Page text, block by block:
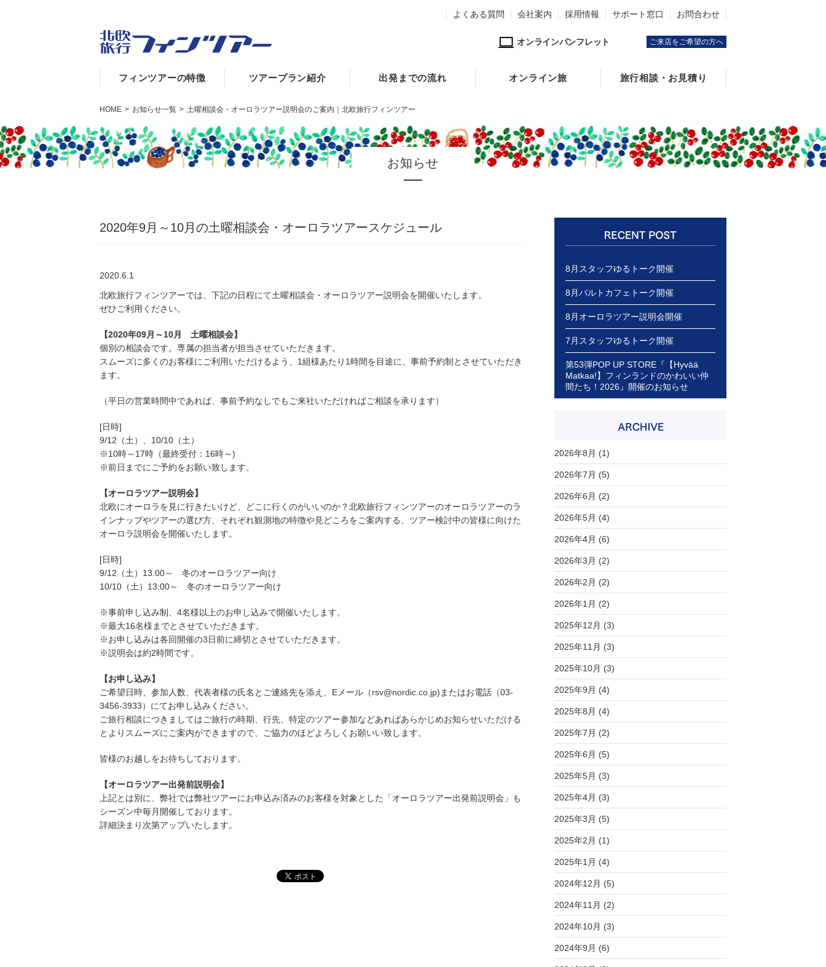
よくある質問 会社案内 採用情報 サポート窓口 お問合わせ
オンラインパンフレット ご来店をご希望の方へ
フィンツアーの特徴 ツアープラン紹介 出発までの流れ オンライン旅 旅行相談・お見積り
HOME > お知らせ一覧 > 土曜相談会・オーロラツアー説明会のご案内｜北欧旅行フィンツアー
お知らせ
2020年9月～10月の土曜相談会・オーロラツアースケジュール
2020.6.1
北欧旅行フィンツアーでは、下記の日程にて土曜相談会・オーロラツアー説明会を開催いたします。
ぜひご利用ください。
【2020年09月～10月 土曜相談会】
個別の相談会です。専属の担当者が担当させていただきます。
スムーズに多くのお客様にご利用いただけるよう、1組様あたり1時間を目途に、事前予約制とさせていただき
ます。
（平日の営業時間中であれば、事前予約なしでもご来社いただければご相談を承ります）
[日時]
9/12（土）、10/10（土）
※10時～17時（最終受付：16時～)
※前日までにご予約をお願い致します。
【オーロラツアー説明会】
北欧にオーロラを見に行きたいけど、どこに行くのがいいのか？北欧旅行フィンツアーのオーロラツアーのラ
インナップやツアーの選び方、それぞれ観測地の特徴や見どころをご案内する、ツアー検討中の皆様に向けた
オーロラ説明会を開催いたします。
[日時]
9/12（土）13:00～ 冬のオーロラツアー向け
10/10（土）13:00～ 冬のオーロラツアー向け
※事前申し込み制、4名様以上のお申し込みで開催いたします。
※最大16名様までとさせていただきます。
※お申し込みは各回開催の3日前に締切とさせていただきます。
※説明会は約2時間です。
【お申し込み】
ご希望日時、参加人数、代表者様の氏名とご連絡先を添え、Eメール（rsv@nordic.co.jp)またはお電話（03-
3456-3933）にてお申し込みください。
ご旅行相談につきましてはご旅行の時期、行先、特定のツアー参加などあればあらかじめお知らせいただける
とよりスムーズにご案内ができますので、ご協力のほどよろしくお願いい致します。
皆様のお越しをお待ちしております。
【オーロラツアー出発前説明会】
上記とは別に、弊社では弊社ツアーにお申込み済みのお客様を対象とした「オーロラツアー出発前説明会」も
シーズン中毎月開催しております。
詳細決まり次第アップいたします。
8月スタッフゆるトーク開催
8月バルトカフェトーク開催
8月オーロラツアー説明会開催
7月スタッフゆるトーク開催
第53弾POP UP STORE『【Hyvää
Matkaa!】フィンランドのかわいい仲
間たち！2026』開催のお知らせ
2026年8月 (1)
2026年7月 (5)
2026年6月 (2)
2026年5月 (4)
2026年4月 (6)
2026年3月 (2)
2026年2月 (2)
2026年1月 (2)
2025年12月 (3)
2025年11月 (3)
2025年10月 (3)
2025年9月 (4)
2025年8月 (4)
2025年7月 (2)
2025年6月 (5)
2025年5月 (3)
2025年4月 (3)
2025年3月 (5)
2025年2月 (1)
2025年1月 (4)
2024年12月 (5)
2024年11月 (2)
2024年10月 (3)
2024年9月 (6)